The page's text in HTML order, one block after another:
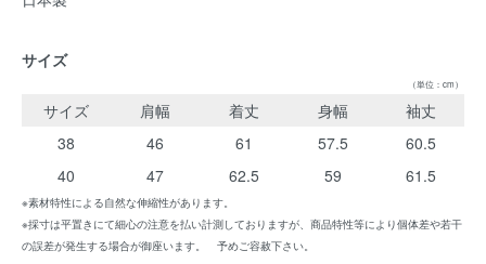
サイズ
（単位：cm）
サイズ 肩幅 着丈 身幅
袖丈
38
46 61 57.5
60.5
40
47 62.5 59 61.5
※素材特性による自然な伸縮性があります。
※採寸は平置きにて細心の注意を払い計測しておりますが、商品特性等により個体差や若干
の誤差が発生する場合が御座います。 予めご容赦下さい。